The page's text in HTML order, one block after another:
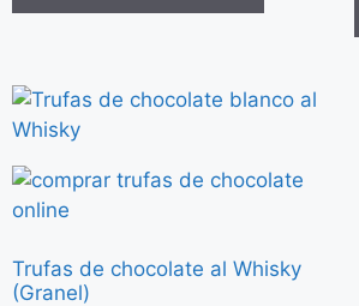
Trufas de chocolate al Whisky
(Granel)